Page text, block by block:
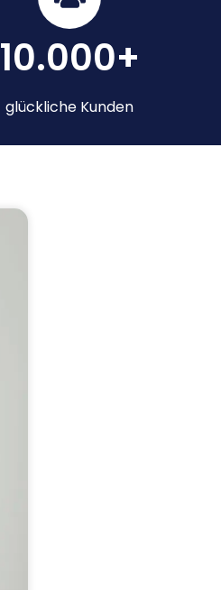
10.000+
glückliche Kunden